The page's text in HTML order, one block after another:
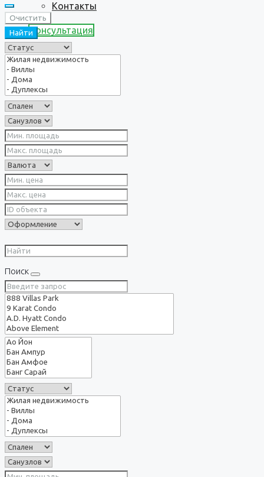
Контакты
Консультация
Очистить
Найти
Поиск